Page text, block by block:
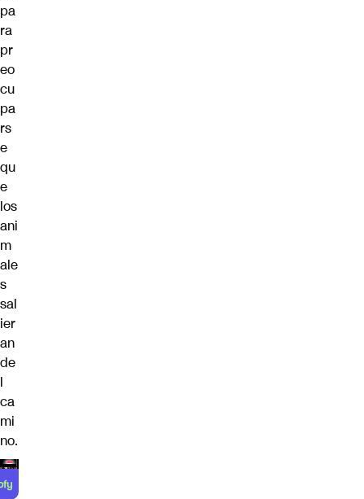
pa
ra
pr
eo
cu
pa
rs
e
qu
e
los
ani
m
ale
s
sal
ier
an
de
l
ca
mi
no.